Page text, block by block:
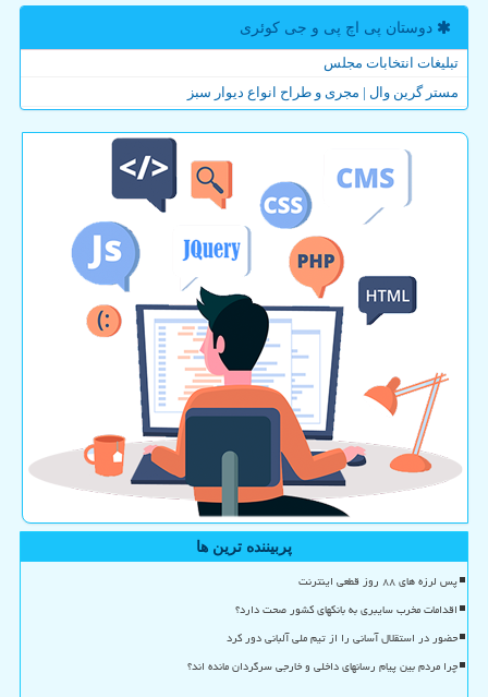
دوستان پی اچ پی و جی كوئری
تبلیغات انتخابات مجلس
مستر گرین وال | مجری و طراح انواع دیوار سبز
پربیننده ترین ها
پس لرزه های ۸۸ روز قطعی اینترنت
اقدامات مخرب سایبری به بانکهای کشور صحت دارد؟
حضور در استقلال آسانی را از تیم ملی آلبانی دور کرد
چرا مردم بین پیام رسانهای داخلی و خارجی سرگردان مانده اند؟